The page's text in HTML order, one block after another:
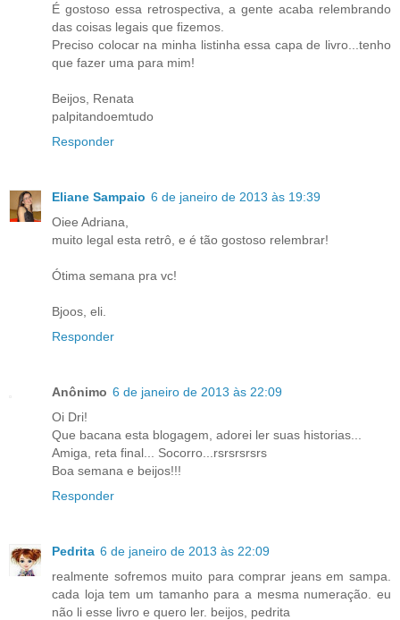
É gostoso essa retrospectiva, a gente acaba relembrando
das coisas legais que fizemos.
Preciso colocar na minha listinha essa capa de livro...tenho
que fazer uma para mim!
Beijos, Renata
palpitandoemtudo
Responder
Eliane Sampaio 6 de janeiro de 2013 às 19:39
Oiee Adriana,
muito legal esta retrô, e é tão gostoso relembrar!
Ótima semana pra vc!
Bjoos, eli.
Responder
Anônimo 6 de janeiro de 2013 às 22:09
Oi Dri!
Que bacana esta blogagem, adorei ler suas historias...
Amiga, reta final... Socorro...rsrsrsrsrs
Boa semana e beijos!!!
Responder
Pedrita 6 de janeiro de 2013 às 22:09
realmente sofremos muito para comprar jeans em sampa.
cada loja tem um tamanho para a mesma numeração. eu
não li esse livro e quero ler. beijos, pedrita